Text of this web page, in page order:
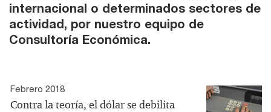
internacional o determinados sectores de
actividad, por nuestro equipo de
Consultoría Económica.
Febrero 2018
Contra la teoría, el dólar se debilita